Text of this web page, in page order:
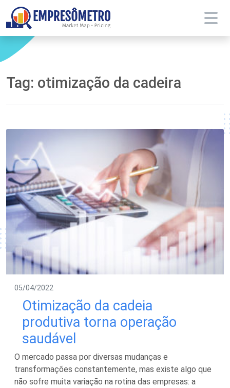
Tag: otimização da cadeira
05/04/2022
Otimização da cadeia
produtiva torna operação
saudável
O mercado passa por diversas mudanças e
transformações constantemente, mas existe algo que
não sofre muita variação na rotina das empresas: a